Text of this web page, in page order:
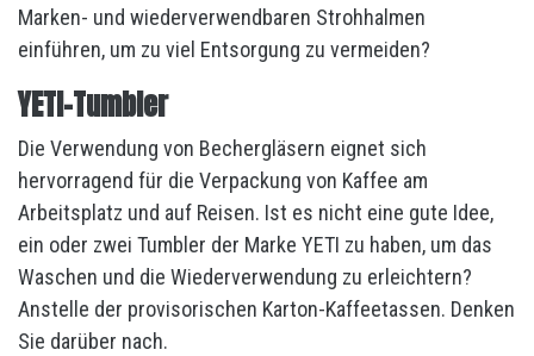
Marken- und wiederverwendbaren Strohhalmen
einführen, um zu viel Entsorgung zu vermeiden?
YETI-Tumbler
Die Verwendung von Bechergläsern eignet sich
hervorragend für die Verpackung von Kaffee am
Arbeitsplatz und auf Reisen. Ist es nicht eine gute Idee,
ein oder zwei Tumbler der Marke YETI zu haben, um das
Waschen und die Wiederverwendung zu erleichtern?
Anstelle der provisorischen Karton-Kaffeetassen. Denken
Sie darüber nach.